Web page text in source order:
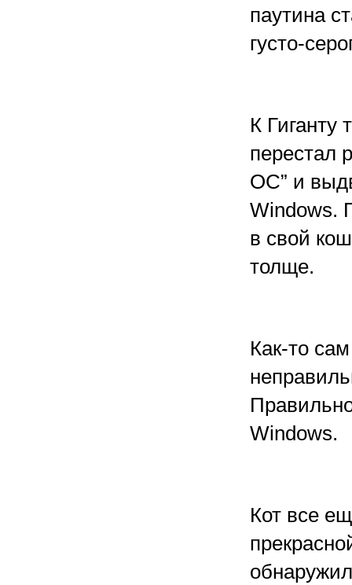
паутина
густо-
К Гиганту
перестал
ОС” и
Windows.
в свой
толще.
Как-то
Windows.
Кот все